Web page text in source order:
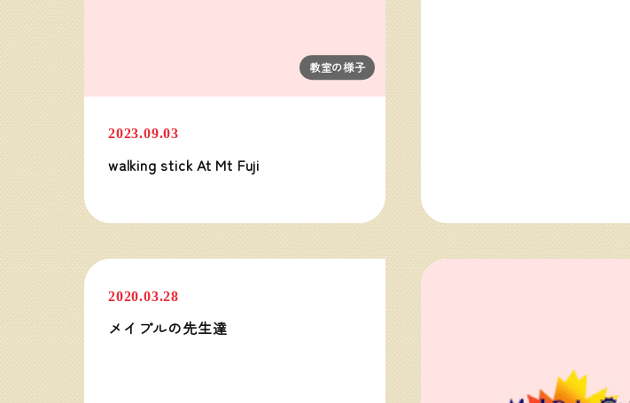
2023.09.03
教室の様子
walking stick At Mt Fuji
2020.03.28
メイプルの先生達